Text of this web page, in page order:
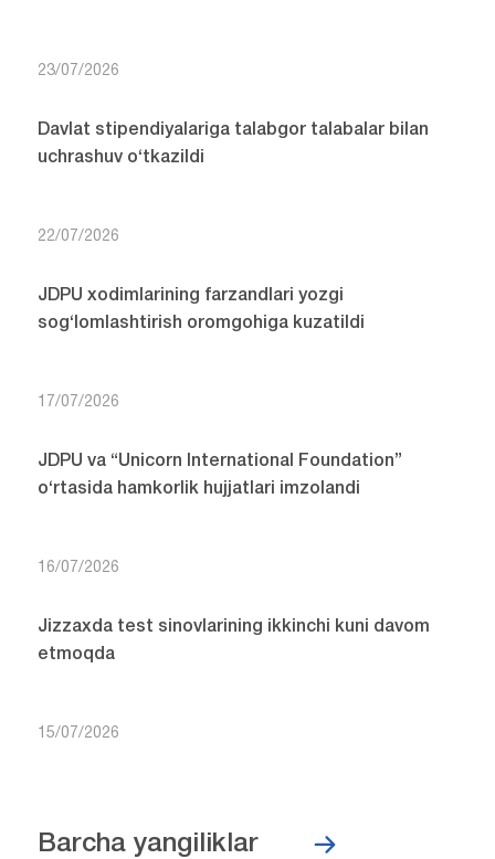
23/07/2026
Davlat stipendiyalariga talabgor talabalar bilan
uchrashuv o‘tkazildi
22/07/2026
JDPU xodimlarining farzandlari yozgi
sog‘lomlashtirish oromgohiga kuzatildi
17/07/2026
JDPU va “Unicorn International Foundation”
o‘rtasida hamkorlik hujjatlari imzolandi
16/07/2026
Jizzaxda test sinovlarining ikkinchi kuni davom
etmoqda
15/07/2026
Barcha yangiliklar